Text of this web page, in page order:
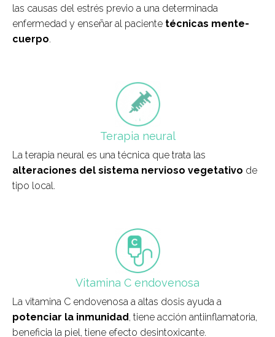
las causas del estrés previo a una determinada
enfermedad y enseñar al paciente técnicas mente-
cuerpo.
field_icono_tratamiento
Terapia neural
La terapia neural es una técnica que trata las
alteraciones del sistema nervioso vegetativo de
tipo local.
field_icono_tratamiento
Vitamina C endovenosa
La vitamina C endovenosa a altas dosis ayuda a
potenciar la inmunidad, tiene acción antiinflamatoria,
beneficia la piel, tiene efecto desintoxicante.